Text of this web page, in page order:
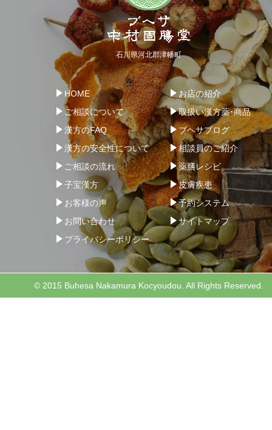
石川県河北郡津幡町
HOME
お店の紹介
ご相談について
取扱い漢方薬･商品
漢方のFAQ
ブヘサブログ
漢方の安全性について
相談員のご紹介
ご相談の流れ
薬膳レシピ
子宝漢方
皮膚疾患
お客様の声
予約システム
お問い合わせ
サイトマップ
プライバシーポリシー
© 2015 Buhesa Nakamura Kocyoudou. All Rights Reserved.